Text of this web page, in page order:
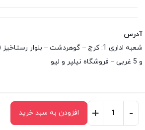
-
+ افزودن به سبد خرید
آدرس
و 5 غربی – فروشگاه نیلپر و لیو